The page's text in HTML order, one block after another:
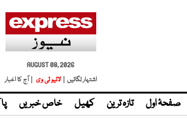
AUGUST 08, 2026
اشتہار لگائیں |
لائیو ٹی وی | آج کا اخبار
صفحۂ اول تازہ ترین کھیل خاص خبریں